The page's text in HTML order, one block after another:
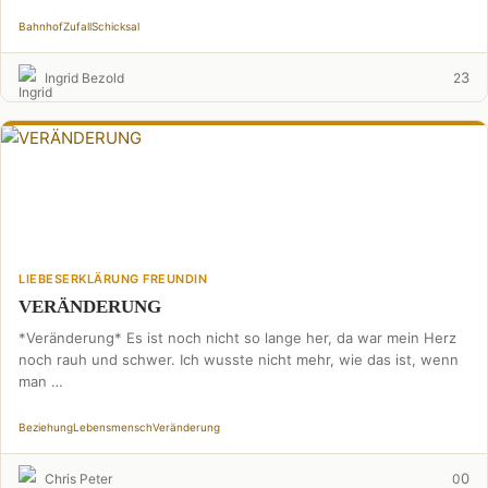
BahnhofZufallSchicksal
Ingrid Bezold 23
LIEBESERKLÄRUNG FREUNDIN
VERÄNDERUNG
*Veränderung* Es ist noch nicht so lange her, da war mein Herz
noch rauh und schwer. Ich wusste nicht mehr, wie das ist, wenn
man …
BeziehungLebensmenschVeränderung
Chris Peter 00